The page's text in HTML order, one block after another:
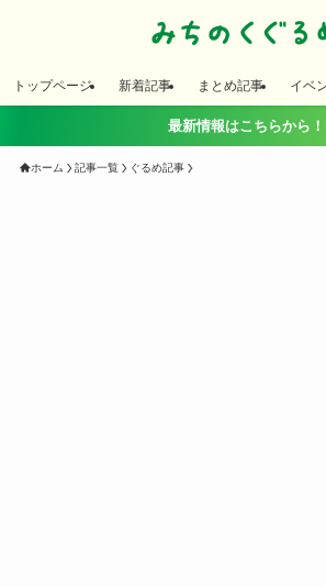
トップページ 新着記事 まとめ記事 イベ
最新情報はこちらから！
ホーム 記事一覧 ぐるめ記事